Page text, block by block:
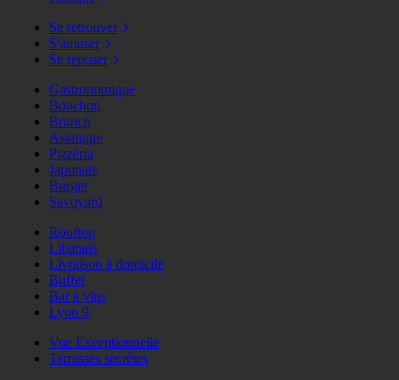
Se retrouver
S'amuser
Se reposer
Gastronomique
Bouchon
Brunch
Asiatique
Pizzéria
Japonais
Burger
Savoyard
Rooftop
Libanais
Livraison à domicile
Buffet
Bar à vins
Lyon 9
Vue Exceptionnelle
Terrasses secrètes